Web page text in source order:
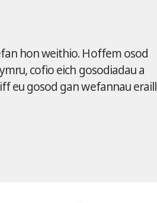
hon weithio. Hoffem osod
cofio eich gosodiadau a
eu gosod gan wefannau eraill